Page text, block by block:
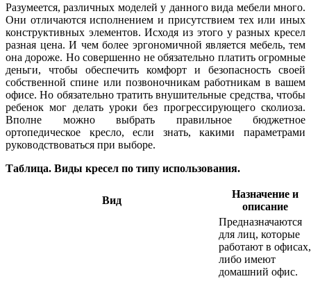
Разумеется, различных моделей у данного вида мебели много.
Они отличаются исполнением и присутствием тех или иных
конструктивных элементов. Исходя из этого у разных кресел
разная цена. И чем более эргономичной является мебель, тем
она дороже. Но совершенно не обязательно платить огромные
деньги, чтобы обеспечить комфорт и безопасность своей
собственной спине или позвоночникам работникам в вашем
офисе. Но обязательно тратить внушительные средства, чтобы
ребенок мог делать уроки без прогрессирующего сколиоза.
Вполне можно выбрать правильное бюджетное
ортопедическое кресло, если знать, какими параметрами
руководствоваться при выборе.
Таблица. Виды кресел по типу использования.
Вид
Назначение и
описание
Предназначаются
для лиц, которые
работают в офисах,
либо имеют
домашний офис.